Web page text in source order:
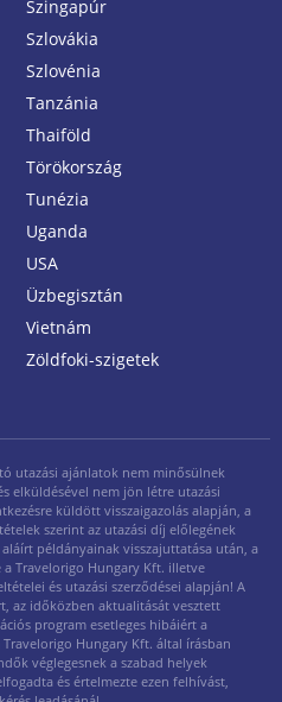
Szingapúr
Szlovákia
Szlovénia
Tanzánia
Thaiföld
Törökország
Tunézia
Uganda
USA
Üzbegisztán
Vietnám
Zöldfoki-szigetek
utazási ajánlatok nem minősülnek
elküldésével nem jön létre utazási
küldött visszaigazolás alapján, a
szerint az utazási díj előlegének
példányainak visszajuttatása után, a
Travelorigo Hungary Kft. illetve
és utazási szerződései alapján! A
az időközben aktualitását vesztett
program esetleges hibáiért a
Hungary Kft. által írásban
véglegesnek a szabad helyek
és értelmezte ezen felhívást,